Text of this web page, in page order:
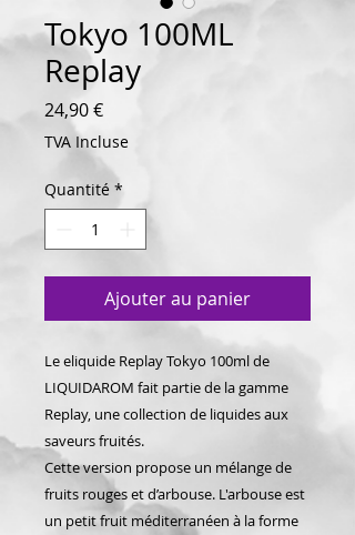
Tokyo 100ML
Replay
24,90 €Prix
TVA Incluse
Quantité *
Ajouter au panier
Le eliquide Replay Tokyo 100ml de
LIQUIDAROM fait partie de la gamme
Replay, une collection de liquides aux
saveurs fruités.
Cette version propose un mélange de
fruits rouges et d’arbouse. L'arbouse est
un petit fruit méditerranéen à la forme